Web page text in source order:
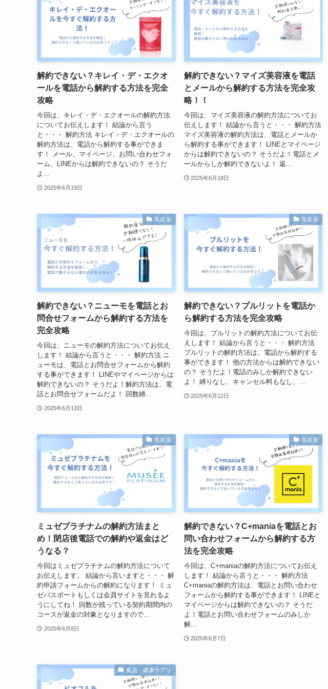
解約できない？キレイ・デ・エクオ
ールを電話から解約する方法を完全
攻略
今回は、キレイ・デ・エクオールの解約方法
についてお伝えします！ 結論から言う
と・・・ 解約方法 キレイ・デ・エクオールの
解約方法は、電話から解約する事ができま
す！ メール、マイページ、お問い合わせフォ
ーム、LINEからは解約できないの？ そうだ
よ...
2025年6月19日
解約できない？マイズ美容液を電話
とメールから解約する方法を完全攻
略！！
今回は、マイズ美容液の解約方法についてお
伝えします！ 結論から言うと・・・ 解約方法
マイズ美容液の解約方法は、電話とメールか
ら解約する事ができます！ LINEとマイページ
からは解約できないの？ そうだよ！電話とメ
ールからしか解約できないよ！ 返...
2025年6月18日
美容系
解約できない？ニューモを電話とお
問合せフォームから解約する方法を
完全攻略
今回は、ニューモの解約方法についてお伝え
します！ 結論から言うと・・・ 解約方法 ニ
ューモは、電話とお問合せフォームから解約
する事ができます！ LINEやマイページからは
解約できないの？ そうだよ！解約方法は、電
話とお問合せフォームだよ！ 回数縛...
2025年6月13日
美容系
解約できない？プルリットを電話か
ら解約する方法を完全攻略
今回は、プルリットの解約方法についてお伝
えします！ 結論から言うと・・・ 解約方法
プルリットの解約方法は、電話から解約する
事ができます！ 他の方法からは解約できない
の？ そうだよ！電話のみしか解約できない
よ！ 縛りなし、キャンセル料もなし、...
2025年6月12日
美容系
ミュゼプラチナムの解約方法まと
め！閉店後電話での解約や返金はど
うなる？
今回はミュゼプラチナムの解約方法について
お伝えします。 結論から言いますと・・・ 解
約申請フォームからの解約になります！ ミュ
ゼパスポートもしくは会員サイトを見れるよ
うにしてね！ 回数が残っている契約期間内の
コースが返金の対象となりますので...
2025年6月8日
美容系
解約できない？C+maniaを電話とお
問い合わせフォームから解約する方
法を完全攻略
今回は、C+maniaの解約方法についてお伝え
します！ 結論から言うと・・・ 解約方法
C+maniaの解約方法は、電話とお問い合わせ
フォームから解約する事ができます！ LINEと
マイページからは解約できないの？ そうだ
よ！電話とお問い合わせフォームのみしか
解...
2025年6月7日
食品・健康サプリ